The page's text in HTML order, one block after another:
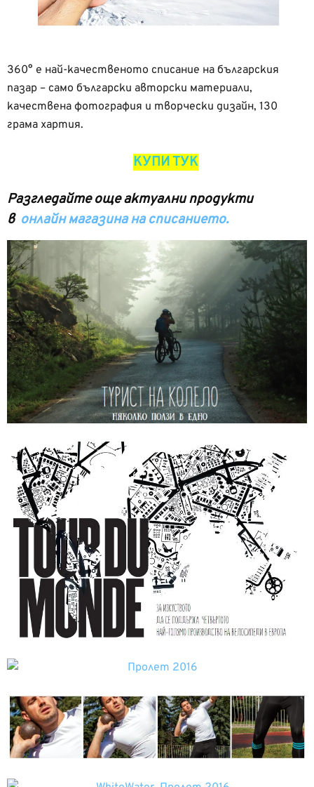
360° е най-качественото списание на българския
пазар – само български авторски материали,
качествена фотография и творчески дизайн, 130
грама хартия.
КУПИ ТУК
Разгледайте още актуални продукти
в онлайн магазина на списанието.